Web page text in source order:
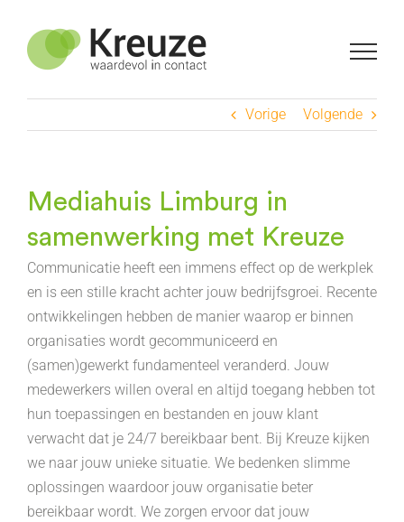
inhoud
Vorige Volgende
Mediahuis Limburg in
samenwerking met Kreuze
Communicatie heeft een immens effect op de werkplek
en is een stille kracht achter jouw bedrijfsgroei. Recente
ontwikkelingen hebben de manier waarop er binnen
organisaties wordt gecommuniceerd en
(samen)gewerkt fundamenteel veranderd. Jouw
medewerkers willen overal en altijd toegang hebben tot
hun toepassingen en bestanden en jouw klant
verwacht dat je 24/7 bereikbaar bent. Bij Kreuze kijken
we naar jouw unieke situatie. We bedenken slimme
oplossingen waardoor jouw organisatie beter
bereikbaar wordt. We zorgen ervoor dat jouw